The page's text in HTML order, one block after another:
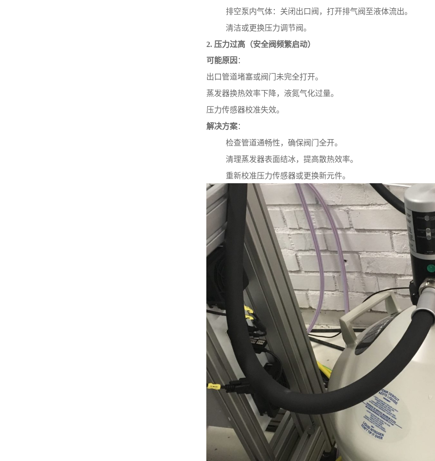
排空泵内气体：关闭出口阀，打开排气阀至液体流出。
清洁或更换压力调节阀。
2. 压力过高（安全阀频繁启动）
可能原因 ：
出口管道堵塞或阀门未完全打开。
蒸发器换热效率下降，液氮气化过量。
压力传感器校准失效。
解决方案：
检查管道通畅性，确保阀门全开。
清理蒸发器表面结冰，提高散热效率。
重新校准压力传感器或更换新元件。